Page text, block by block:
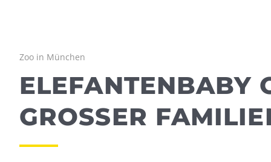
Zoo in München
ELEFANTENBABY
GROSSER